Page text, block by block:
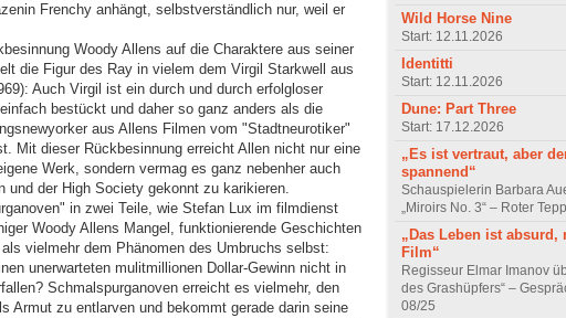
Frenchy anhängt, selbstverständlich nur, weil er
Woody Allens auf die Charaktere aus seiner
die Figur des Ray in vielem dem Virgil Starkwell aus
Auch Virgil ist ein durch und durch erfolgloser
bestückt und daher so ganz anders als die
aus Allens Filmen vom "Stadtneurotiker"
Mit dieser Rückbesinnung erreicht Allen nicht nur eine
Werk, sondern vermag es ganz nebenher auch
und der High Society gekonnt zu karikieren.
in zwei Teile, wie Stefan Lux im filmdienst
Woody Allens Mangel, funktionierende Geschichten
vielmehr dem Phänomen des Umbruchs selbst:
unerwarteten mulitmillionen Dollar-Gewinn nicht in
Schmalspurganoven erreicht es vielmehr, den
Armut zu entlarven und bekommt gerade darin seine
Wild Horse Nine
Start: 12.11.2026
Identitti
Start: 12.11.2026
Dune: Part Three
Start: 17.12.2026
„Es ist vertraut, aber
spannend“
Schauspielerin Barbara
„Miroirs No. 3“ – Roter
„Das Leben ist absurd,
Film“
Regisseur Elmar Imanov
des Grashüpfers“ –
08/25